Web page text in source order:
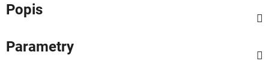
Popis
Parametry